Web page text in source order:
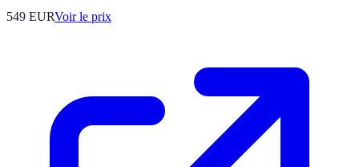
549 EURVoir le prix